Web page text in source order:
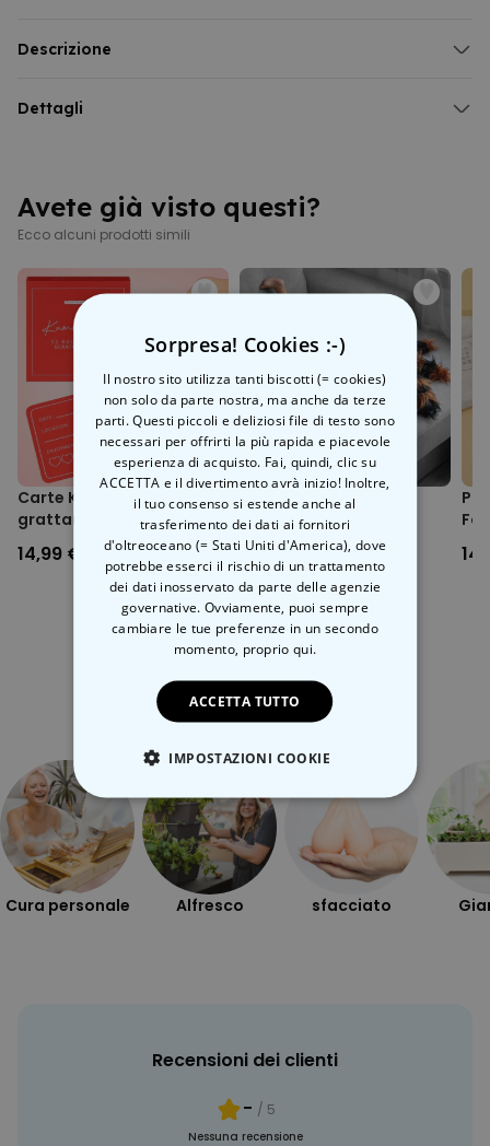
Dimensioni del palloncino gonfiato circa Ø 43 cm
Descrizione
Un grande grazie? Allora che sia con stile.
le parole non bastano.
Dettagli
Dimensioni del palloncino gonfiato: ca. Ø 43 cm
Volume di riempimento: 0,012m³
Avete già visto questi?
Ecco alcuni prodotti simili
Carte Kamasutra da
grattare
14,99 €
Peluche Tarantola
Gigante
49,99 €
Categoria correlata
Scopri l'altra categoria di cose insolite
Cura personale Alfresco sfacciato
Recensioni dei clienti
- / 5
Nessuna recensione
Sorpresa! Cookies :-)
Il nostro sito utilizza tanti biscotti (= cookies)
non solo da parte nostra, ma anche da terze
parti. Questi piccoli e deliziosi file di testo sono
necessari per offrirti la più rapida e piacevole
esperienza di acquisto. Fai, quindi, clic su
ACCETTA e il divertimento avrà inizio! Inoltre,
il tuo consenso si estende anche al
trasferimento dei dati ai fornitori
d'oltreoceano (= Stati Uniti d'America), dove
potrebbe esserci il rischio di un trattamento
dei dati inosservato da parte delle agenzie
governative. Ovviamente, puoi sempre
cambiare le tue preferenze in un secondo
momento, proprio qui.
ACCETTA TUTTO
IMPOSTAZIONI COOKIE
STRETTAMENTE NECESSARIO
PRESTAZIONI
MARKETING